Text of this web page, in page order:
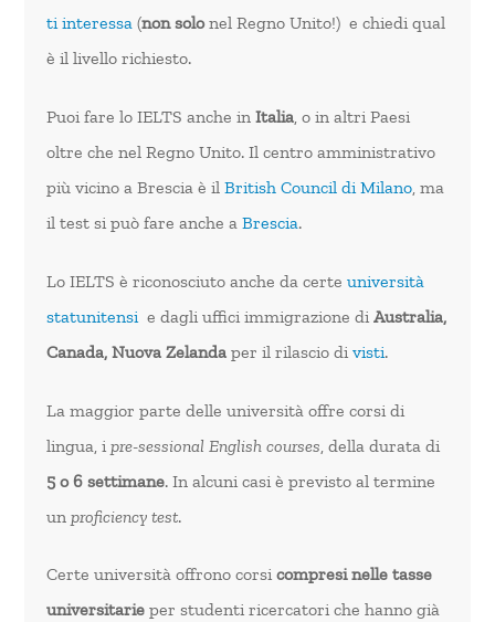
ti interessa (non solonel Regno Unito!) e chiedi qual
è il livello richiesto.
Puoi fare lo IELTS anche inItalia, o in altri Paesi
oltre che nel Regno Unito. Il centro amministrativo
più vicino a Brescia è ilBritish Council di Milano, ma
il test si può fare anche aBrescia.
Lo IELTS è riconosciuto anche da certeuniversità
statunitensi e dagli uffici immigrazione diAustralia,
Canada, Nuova Zelanda per il rilascio divisti.
La maggior parte delle università offre corsi di
lingua, ipre-sessional English courses , della durata di
5 o 6 settimane. In alcuni casi è previsto al termine
unproficiency test.
Certe università offrono corsicompresi nelle tasse
universitarie per studenti ricercatori che hanno già